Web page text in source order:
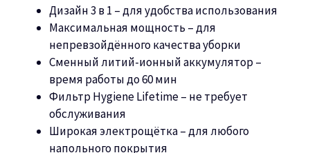
Дизайн 3 в 1 – для удобства использования
Максимальная мощность – для
непревзойдённого качества уборки
Сменный литий-ионный аккумулятор –
время работы до 60 мин
Фильтр Hygiene Lifetime – не требует
обслуживания
Широкая электрощётка – для любого
напольного покрытия